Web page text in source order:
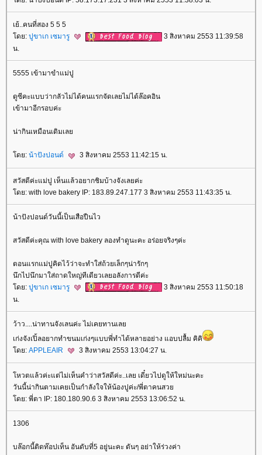
เย้..คนที่สอง 5 5 5
ดย: ปูขาเก เซมารู
3 สิงหาคม 2553 11:39:58
น.
5555 เข้ามาขำแม่ปู
ดูซีคะแบบว่ากลัวไม่ได้คนแรกจัดเลยไม่ได้ล๊อคอิน
เข้ามาอีกรอบค่ะ
น่ากินเหมือนเดิมเล
ดย: น้าปังปอนด์ 3 สิงหาคม 2553 11:42:15 น.
สวัสดีค่ะแม่ปู เห็นแล้วอยากชิมบ้างจังเลยค่ะ
ดย: with love bakery IP: 183.89.247.177 3 สิงหาคม 2553 11:43:35 น.
น้าปังปอนด์วันนี้เป็นเสือปืนไว
สวัสดีค่ะคุณ with love bakery ลองทำดูนะคะ อร่อยจริงๆค่ะ
ตอนแรกแม่ปูคิดไว้ว่าจะทำใส่ถ้วยเล็กๆน่ารักๆ
นึกไปนึกมาใส่ถาดใหญ่ทีเดียวเลยอลังการดีค่ะ
ดย: ปูขาเก เซมารู
3 สิงหาคม 2553 11:50:18
น.
ว้าว....น่าทานจังเลนค่ะ ไม่เคยทานเล
เก่งจังเปิ้ลอยากทำขนมเก่งๆแบบพี่ทำได้หลายอย่าง แอบปลื้ม คิคิ
ดย: APPLEAIR 3 สิงหาคม 2553 13:04:27 น.
หวตแล้วค่ะแต่ไม่เห็นคำว่าสวัสดีค่ะ..เลย เดี๋ยวไปดูให้ใหม่นะคะ
วันนี้น่ากินตามเคยเป็นกำลังใจให้น้องปูค่ะ/พี่ตาคนสว
ดย: พี่ตา IP: 180.180.90.6 3 สิงหาคม 2553 13:06:52 น.
1306
บล๊อกนี้ติดท๊อปเท็น อันดับที่5 อยู่นะคะ ดันๆ อย่าให้ร่วงค่า